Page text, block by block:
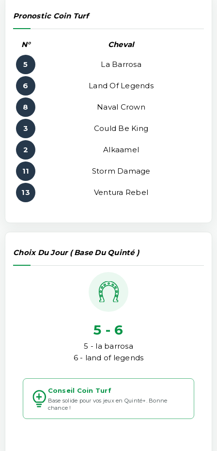
Pronostic Coin Turf
N° Cheval
5 La Barrosa
6 Land Of Legends
8 Naval Crown
3 Could Be King
2 Alkaamel
11 Storm Damage
13 Ventura Rebel
Choix Du Jour ( Base Du Quinté )
5 - 6
5 - la barrosa
6 - land of legends
Conseil Coin Turf
Base solide pour vos jeux en Quinté+. Bonne
chance !